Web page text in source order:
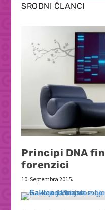
SRODNI ČLANCI
Principi DNA
forenzici
10. Septembra 2015.